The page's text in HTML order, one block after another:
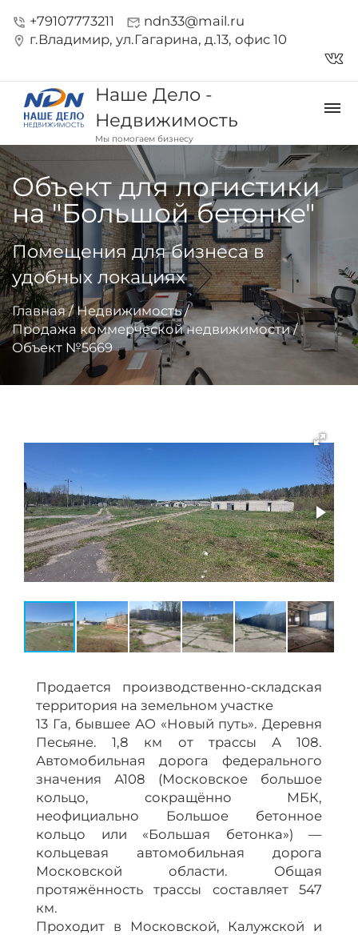
phone_in_talk +79107773211 mark_email_read ndn33@mail.ru
location_on г.Владимир, ул.Гагарина, д.13, офис 10
vk_in
Наше Дело -
Недвижимость
Мы помогаем бизнесу
dehaze
Объект для логистики
на "Большой бетонке"
Помещения для бизнеса в
удобных локациях
Главная/Недвижимость/
Продажа коммерческой недвижимости/
Объект №5669
Продается производственно-складская
территория на земельном участке
13 Га, бывшее АО «Новый путь». Деревня
Песьяне. 1,8 км от трассы А 108.
Автомобильная дорога федерального
значения А108 (Московское большое
кольцо, сокращённо МБК,
неофициально Большое бетонное
кольцо или «Большая бетонка») —
кольцевая автомобильная дорога
Московской области. Общая
протяжённость трассы составляет 547
км.
Проходит в Московской, Калужской и